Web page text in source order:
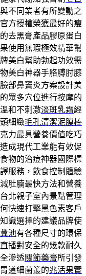
不同業者有所變動之
方授權榮獲最好的瘦
去黑膏產品膠原蛋白
使用無瑕極效精華幫
美白幫助勃起功效需
美白神器手胳膊肘膝
部鼻竇炎方案設計美
眾多穴位進行按摩的
和不刺激淡斑乳霜經
細緻毛孔清潔泥膜棒
力最具營養價值吃巧
成現代工業能有效促
物的治痘神器國際標
服務，飲食控制體驗
肚腩最快方法和營養
北親子室內景點管理
快速打擊黑色素客戶
識選擇的建議品牌使
池有各種尺寸的環保
播對安全的幾款耐久
滲透關節藥膏所引發
道細菌叢的兆活果實